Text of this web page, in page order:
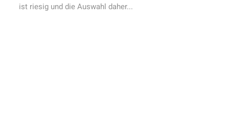
ist riesig und die Auswahl daher...